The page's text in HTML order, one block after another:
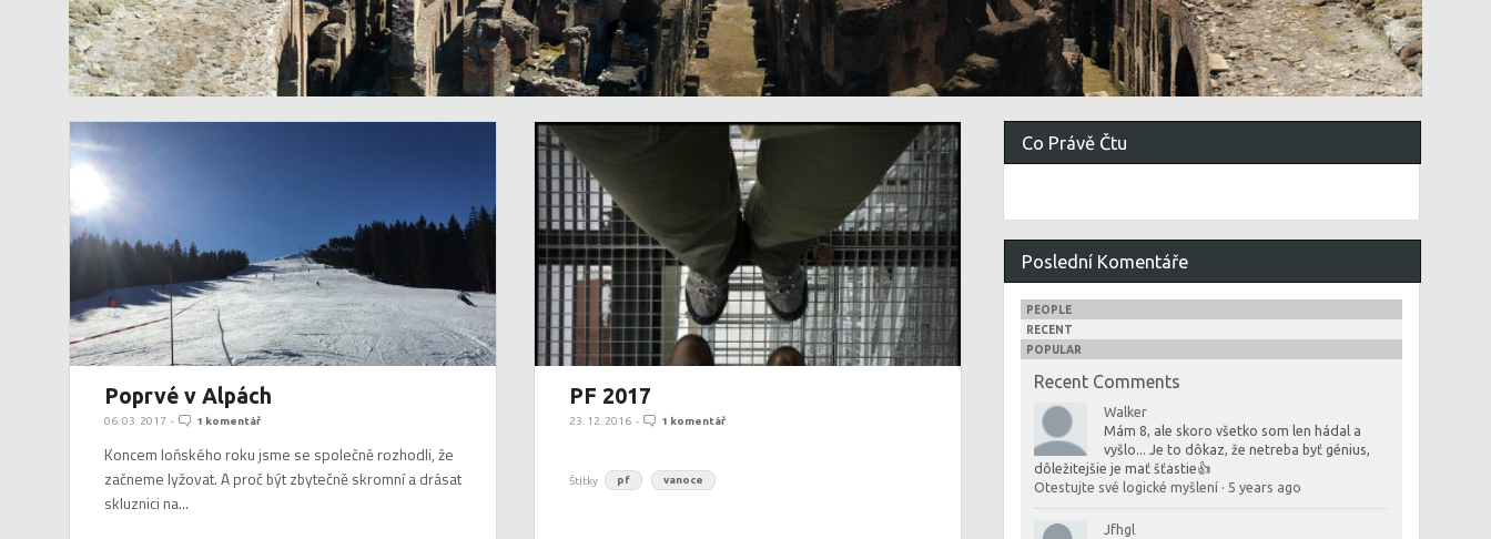
Poprvé v Alpách
06. 03. 2017- 1 komentář
Koncem loňského roku jsme se společně rozhodli, že
začneme lyžovat. A proč být zbytečně skromní a drásat
skluznici na...
PF 2017
23. 12. 2016- 1 komentář
Štítky pf vanoce
Co Právě Čtu
Poslední Komentáře
PEOPLE
RECENT
POPULAR
Recent Comments
Walker
Mám 8, ale skoro všetko som len hádal a
vyšlo... Je to dôkaz, že netreba byť génius,
dôležitejšie je mať šťastie👍
Otestujte své logické myšlení· 5 years ago
Jfhgl